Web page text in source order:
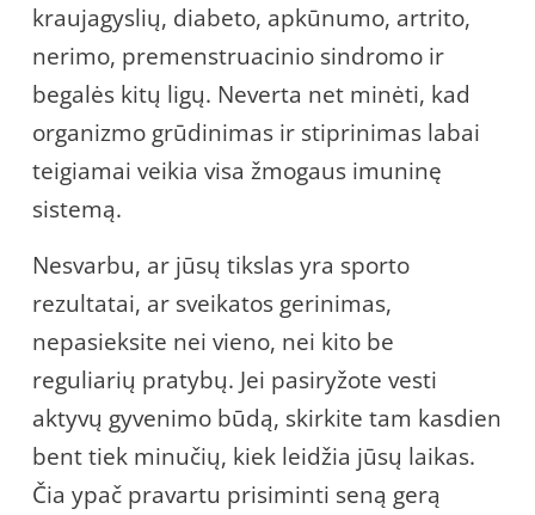
kraujagyslių, diabeto, apkūnumo, artrito,
nerimo, premenstruacinio sindromo ir
begalės kitų ligų. Neverta net minėti, kad
organizmo grūdinimas ir stiprinimas labai
teigiamai veikia visa žmogaus imuninę
sistemą.
Nesvarbu, ar jūsų tikslas yra sporto
rezultatai, ar sveikatos gerinimas,
nepasieksite nei vieno, nei kito be
reguliarių pratybų. Jei pasiryžote vesti
aktyvų gyvenimo būdą, skirkite tam kasdien
bent tiek minučių, kiek leidžia jūsų laikas.
Čia ypač pravartu prisiminti seną gerą